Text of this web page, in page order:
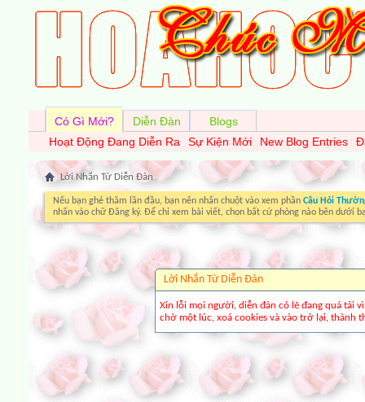
Có Gì Mới?
Hoạt Động Đang Diễn Ra
Sự Kiện Mới New Blog Entries
Diễn Đàn Blogs
Lời Nhắn Từ Diễn Ðàn
Nếu bạn ghé thăm lần đầu, bạn nên nhấn chuột vào xem phần Câu Hỏi
nhấn vào chữ Đăng ký. Để chỉ xem bài viết, chọn bất cứ phòng nào bên dưới
Lời Nhắn Từ Diễn Ðàn
Xin lỗi mọi người, diễn đàn có lẽ đang quá tải
chờ một lúc, xoá cookies và vào trở lại, thành